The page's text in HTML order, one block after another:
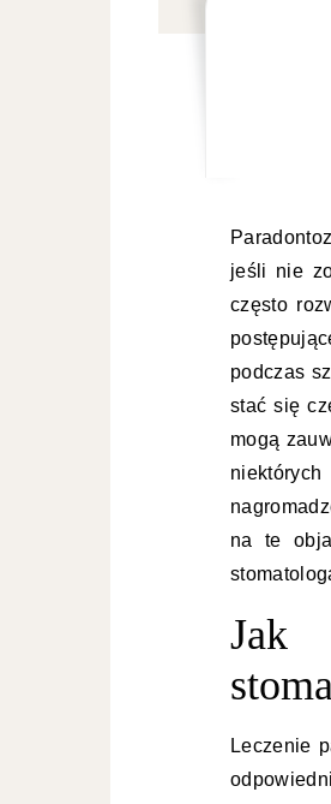
jeśli nie
często
podczas
stać się
mogą
na te
Jak
Leczenie